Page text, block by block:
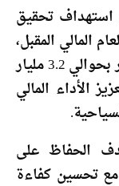
استهداف تحقيق
العام المالي المقبل،
إلى جانب تسجيل إيرادات إجمالية تُقدر بحوالي 3.2 مليار
الأداء المالي
الحفاظ على
مع تحسين كفاءة